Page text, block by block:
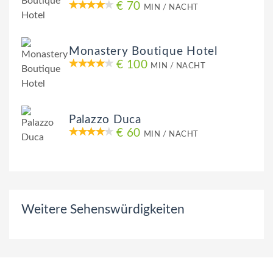
€ 70 MIN / NACHT
Monastery Boutique Hotel
€ 100 MIN / NACHT
Palazzo Duca
€ 60 MIN / NACHT
Weitere Sehenswürdigkeiten